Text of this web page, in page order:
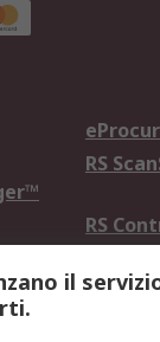
RS
RS
il